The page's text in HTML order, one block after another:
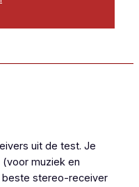
uit de test. Je
muziek en
beste stereo-receiver